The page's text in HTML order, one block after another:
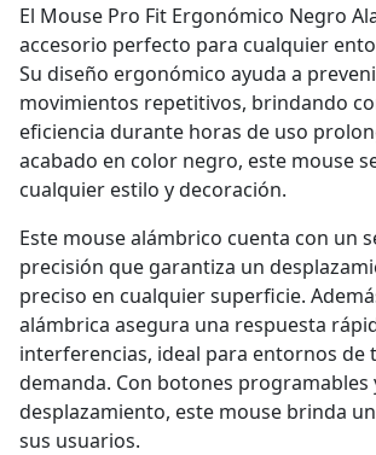
El Mouse Pro Fit Ergonómico Negro
accesorio perfecto para cualquier
Su diseño ergonómico ayuda a
movimientos repetitivos, brindando
eficiencia durante horas de uso
acabado en color negro, este mouse
cualquier estilo y decoración.
Este mouse alámbrico cuenta con un
precisión que garantiza un
preciso en cualquier superficie.
alámbrica asegura una respuesta
interferencias, ideal para entornos de
demanda. Con botones programables
desplazamiento, este mouse brinda
sus usuarios.